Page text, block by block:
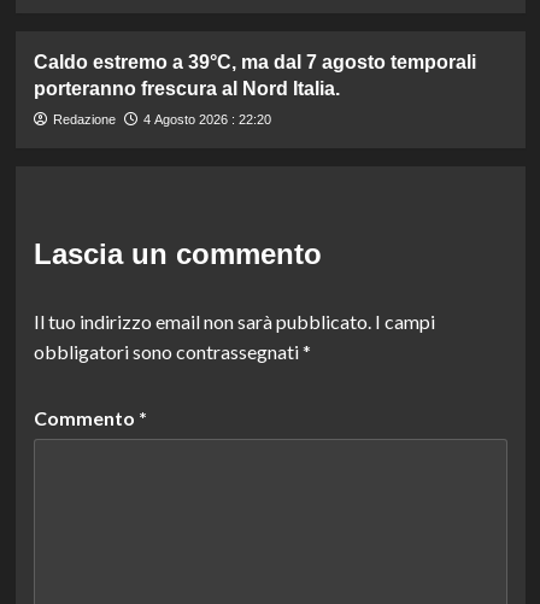
Caldo estremo a 39°C, ma dal 7 agosto temporali
porteranno frescura al Nord Italia.
Redazione 4 Agosto 2026 : 22:20
Lascia un commento
Il tuo indirizzo email non sarà pubblicato. I campi
obbligatori sono contrassegnati*
Commento *